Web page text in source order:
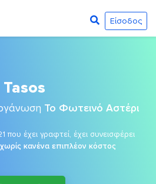
Είσοδος
Tasos
Το Φωτεινό Αστέρι
που έχει γραφτεί, έχει συνεισφέρει
χωρίς κανένα επιπλέον κόστος